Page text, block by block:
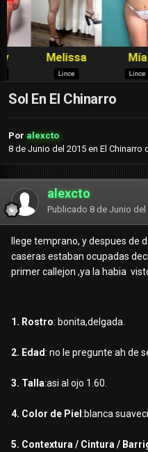
Sol En El Chinarro
Por alexcto
8 de Junio del 2015 en El Chinarro
alexcto
Publicado 8 de Junio del
llege temprano, y despues de
caseras estaban ocupadas
primer callejon ,ya la habia
1. Rostro: bonita,delgada.
2. Edad: no le pregunte ah de
3. Talla:asi al ojo 1.60.
4. Color de Piel :blanca
5. Contextura / Cintura /